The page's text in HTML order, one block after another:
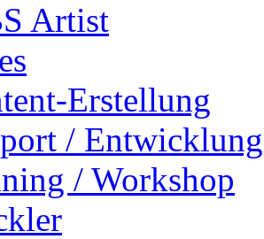
Artist
Erstellung
/ Entwicklung
/ Workshop